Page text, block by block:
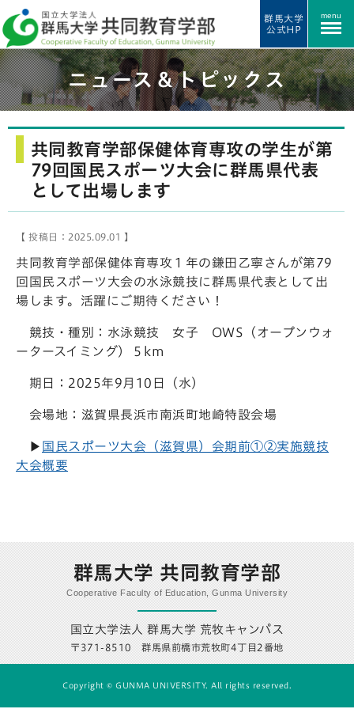
menu
群馬大学
公式HP
ニュース＆トピックス
共同教育学部保健体育専攻の学生が第
79回国民スポーツ大会に群馬県代表
として出場します
【 投稿日：2025.09.01 】
共同教育学部保健体育専攻１年の鎌田乙寧さんが第79
回国民スポーツ大会の水泳競技に群馬県代表として出
場します。活躍にご期待ください！
競技・種別：水泳競技 女子 OWS（オープンウォ
ータースイミング）５km
期日：2025年9月10日（水）
会場地：滋賀県長浜市南浜町地崎特設会場
▶ 国民スポーツ大会（滋賀県）会期前①②実施競技
大会概要
群馬大学 共同教育学部
Cooperative Faculty of Education, Gunma University
国立大学法人 群馬大学 荒牧キャンパス
〒371-8510 群馬県前橋市荒牧町4丁目2番地
Copyright © GUNMA UNIVERSITY. All rights reserved.